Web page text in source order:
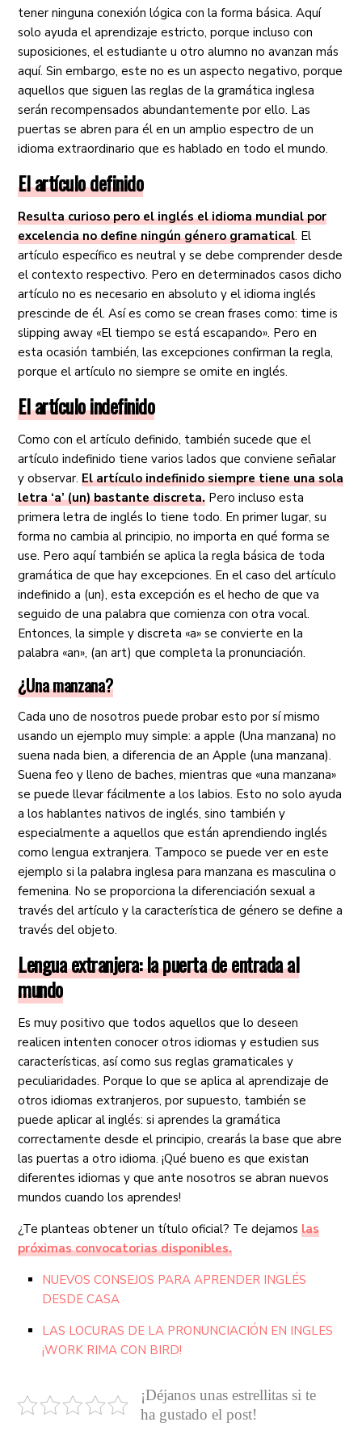
tener ninguna conexión lógica con la forma básica. Aquí
solo ayuda el aprendizaje estricto, porque incluso con
suposiciones, el estudiante u otro alumno no avanzan más
aquí. Sin embargo, este no es un aspecto negativo, porque
aquellos que siguen las reglas de la gramática inglesa
serán recompensados ​​abundantemente por ello. Las
puertas se abren para él en un amplio espectro de un
idioma extraordinario que es hablado en todo el mundo.
El artículo definido
Resulta curioso pero el inglés el idioma mundial por
excelencia no define ningún género gramatical. El
artículo específico es neutral y se debe comprender desde
el contexto respectivo. Pero en determinados casos dicho
artículo no es necesario en absoluto y el idioma inglés
prescinde de él. Así es como se crean frases como: time is
slipping away «El tiempo se está escapando». Pero en
esta ocasión también, las excepciones confirman la regla,
porque el artículo no siempre se omite en inglés.
El artículo indefinido
Como con el artículo definido, también sucede que el
artículo indefinido tiene varios lados que conviene señalar
y observar.El artículo indefinido siempre tiene una sola
letra ‘a’ (un) bastante discreta. Pero incluso esta
primera letra de inglés lo tiene todo. En primer lugar, su
forma no cambia al principio, no importa en qué forma se
use. Pero aquí también se aplica la regla básica de toda
gramática de que hay excepciones. En el caso del artículo
indefinido a (un), esta excepción es el hecho de que va
seguido de una palabra que comienza con otra vocal.
Entonces, la simple y discreta «a» se convierte en la
palabra «an», (an art) que completa la pronunciación.
¿Una manzana?
Cada uno de nosotros puede probar esto por sí mismo
usando un ejemplo muy simple: a apple (Una manzana) no
suena nada bien, a diferencia de an Apple (una manzana).
Suena feo y lleno de baches, mientras que «una manzana»
se puede llevar fácilmente a los labios. Esto no solo ayuda
a los hablantes nativos de inglés, sino también y
especialmente a aquellos que están aprendiendo inglés
como lengua extranjera. Tampoco se puede ver en este
ejemplo si la palabra inglesa para manzana es masculina o
femenina. No se proporciona la diferenciación sexual a
través del artículo y la característica de género se define a
través del objeto.
Lengua extranjera: la puerta de entrada al
mundo
Es muy positivo que todos aquellos que lo deseen
realicen intenten conocer otros idiomas y estudien sus
características, así como sus reglas gramaticales y
peculiaridades. Porque lo que se aplica al aprendizaje de
otros idiomas extranjeros, por supuesto, también se
puede aplicar al inglés: si aprendes la gramática
correctamente desde el principio, crearás la base que abre
las puertas a otro idioma. ¡Qué bueno es que existan
diferentes idiomas y que ante nosotros se abran nuevos
mundos cuando los aprendes!
¿Te planteas obtener un título oficial? Te dejamoslas
próximas convocatorias disponibles.
NUEVOS CONSEJOS PARA APRENDER INGLÉS
DESDE CASA
LAS LOCURAS DE LA PRONUNCIACIÓN EN INGLES
¡WORK RIMA CON BIRD!
¡Déjanos unas estrellitas si te
ha gustado el post!